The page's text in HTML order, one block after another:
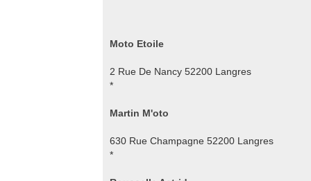
Moto Etoile
2 Rue De Nancy 52200 Langres
*
Martin M'oto
630 Rue Champagne 52200 Langres
*